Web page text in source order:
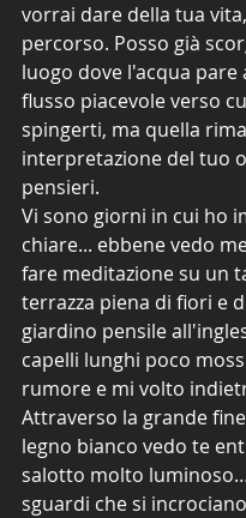
vorrai dare della tua
percorso. Posso già
luogo dove l'acqua pare
flusso piacevole verso
spingerti, ma quella
interpretazione del tuo
pensieri.
Vi sono giorni in cui ho
chiare... ebbene vedo
fare meditazione su un
terrazza piena di fiori e
giardino pensile
capelli lunghi poco
rumore e mi volto
Attraverso la grande
legno bianco vedo te
salotto molto
sguardi che si